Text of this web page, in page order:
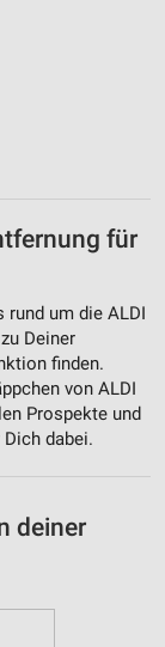
für
rund um die ALDI
Deiner
finden.
von ALDI
Prospekte und
dabei.
deiner